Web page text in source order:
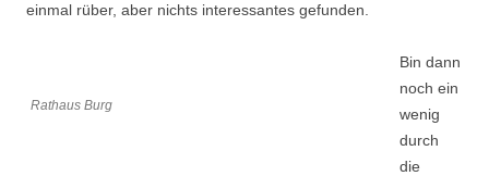
einmal rüber, aber nichts interessantes gefunden.
Rathaus Burg
Bin dann
noch ein
wenig
durch
die